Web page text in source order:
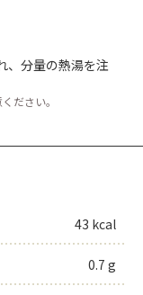
、分量の熱湯を注
ださい。
43 kcal
0.7 g